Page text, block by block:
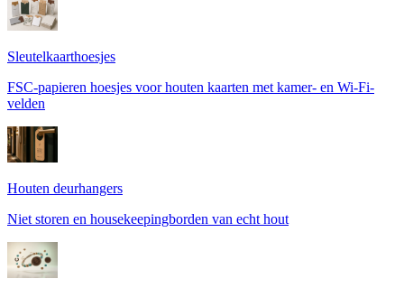
Sleutelkaarthoesjes
FSC-papieren hoesjes voor houten kaarten met kamer- en Wi-Fi-
velden
Houten deurhangers
Niet storen en housekeepingborden van echt hout